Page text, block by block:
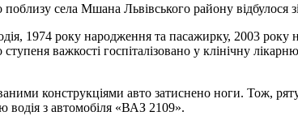
села Мшана Львівського району відбулося
1974 року народження та пасажирку, 2003
важкості госпіталізовано у клінічну
конструкціями авто затиснено ноги. Тож,
водія з автомобіля «ВАЗ 2109».